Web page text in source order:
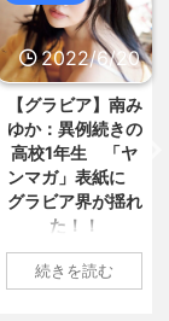
見られる懐かし回... /
総合) NEW! (8/7
ている方も恥ずかしい
能人ww / 5chまとめ
(8/7 03:31)
政党・神谷代表、食料
天下の愚策だ」と... /
総合) NEW! (8/7
煙家・岸谷蘭丸「喫煙
総合) NEW! (8/7
2022/6/
【速報です!!!
川翔子「写真
2位 8キロ減
ランジェリー
トほか「今ま
上に攻めた」
最高に色っ
い“しょこたん
続きを読む